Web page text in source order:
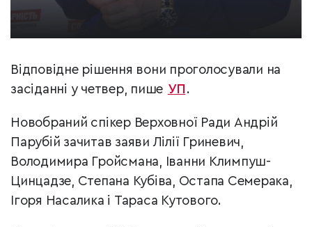
Відповідне рішення вони проголосували на
засіданні у четвер, пише УП .
Новобраний спікер Верховної Ради Андрій
Парубій зачитав заяви Лілії Гриневич,
Володимира Гройсмана, Іванни Климпуш-
Цинцадзе, Степана Кубіва, Остапа Семерака,
Ігоря Насалика і Тараса Кутового.